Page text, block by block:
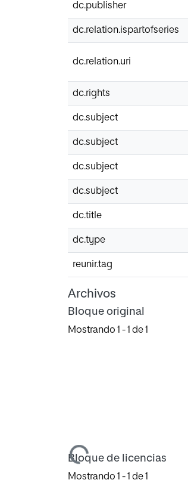
dc.publisher
dc.relation.ispartofseries
dc.relation.uri
dc.rights
dc.subject
dc.subject
dc.subject
dc.subject
dc.title
dc.type
reunir.tag
Archivos
Bloque original
Mostrando 1 - 1 de 1
Cargando...
Bloque de licencias
Mostrando 1 - 1 de 1